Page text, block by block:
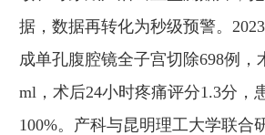
据，数据再转化为秒级预警。
成单孔腹腔镜全子宫切除698例，
ml，术后24小时疼痛评分1.3分，
100%。产科与昆明理工大学联合